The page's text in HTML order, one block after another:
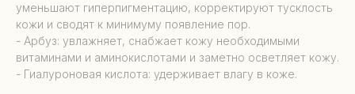
уменьшают гиперпигментацию, корректируют тусклость
кожи и сводят к минимуму появление пор.
- Арбуз: увлажняет, снабжает кожу необходимыми
витаминами и аминокислотами и заметно осветляет кожу.
- Гиалуроновая кислота: удерживает влагу в коже.